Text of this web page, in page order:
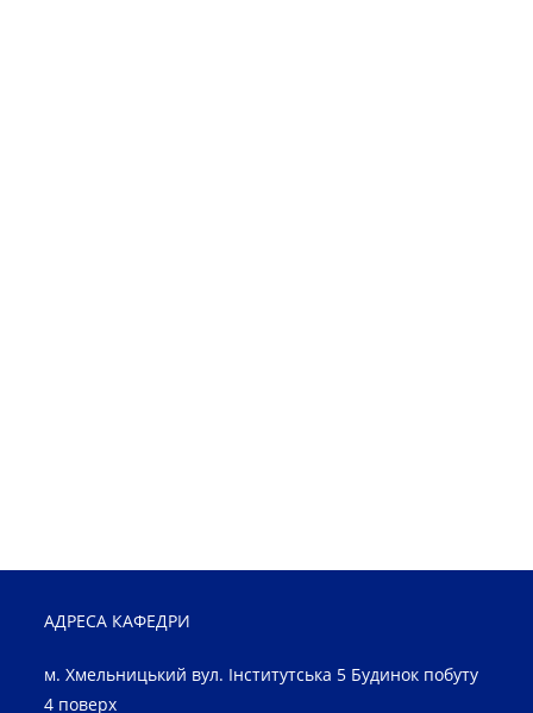
АДРЕСА КАФЕДРИ
м. Хмельницький вул. Інститутська 5 Будинок побуту
4 поверх